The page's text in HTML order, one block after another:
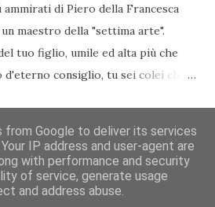
di Piero della Francesca
maestro della "settima arte".
tuo figlio, umile ed alta più che
consiglio, tu sei colei che
in mezzo al verde delle pendici
della Francesca dipinse in soli
più noti e ammirati capolavori che
COMMENTO READ MORE »
CookiePrivacyCopyright&Disclaimer
| Rivista Culturale (art. 28 L.69/63)
from Google to deliver its services
IP address and user-agent are
with performance and security
of service, generate usage
and address abuse.